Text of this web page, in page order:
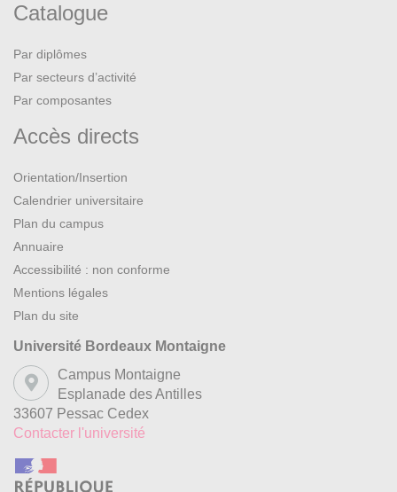
Catalogue
Par diplômes
Par secteurs d’activité
Par composantes
Accès directs
Orientation/Insertion
Calendrier universitaire
Plan du campus
Annuaire
Accessibilité : non conforme
Mentions légales
Plan du site
Université Bordeaux Montaigne
Campus Montaigne
Esplanade des Antilles
33607 Pessac Cedex
Contacter l'université